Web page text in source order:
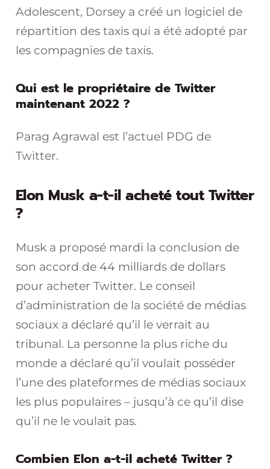
Adolescent, Dorsey a créé un logiciel de
répartition des taxis qui a été adopté par
les compagnies de taxis.
Qui est le propriétaire de Twitter
maintenant 2022 ?
Parag Agrawal est l’actuel PDG de
Twitter.
Elon Musk a-t-il acheté tout Twitter
?
Musk a proposé mardi la conclusion de
son accord de 44 milliards de dollars
pour acheter Twitter. Le conseil
d’administration de la société de médias
sociaux a déclaré qu’il le verrait au
tribunal. La personne la plus riche du
monde a déclaré qu’il voulait posséder
l’une des plateformes de médias sociaux
les plus populaires – jusqu’à ce qu’il dise
qu’il ne le voulait pas.
Combien Elon a-t-il acheté Twitter ?